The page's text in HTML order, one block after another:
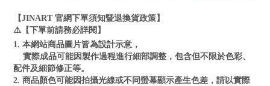
【JINART 官網下單須知暨退換貨政策】
⚠️【下單前請務必詳閱】
1. 本網站商品圖片皆為設計示意，
實際成品可能因製作過程進行細部調整，包含但不限於色彩、
配件及細節修正等。
2. 商品顏色可能因拍攝光線或不同螢幕顯示產生色差，請以實際